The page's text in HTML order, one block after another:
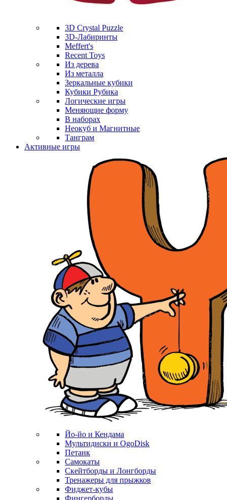
3D Crystal Puzzle
3D-Лабиринты
Meffert's
Recent Toys
Из дерева
Из металла
Зеркальные кубики
Кубики Рубика
Логические игры
Меняющие форму
В наборах
Неокуб и Магнитные
Танграм
Активные игры
Йо-йо и Кендама
Мультидиски и OgoDisk
Петанк
Самокаты
Скейтборды и Лонгборды
Тренажеры для прыжков
Фиджет-кубы
Фингерборды